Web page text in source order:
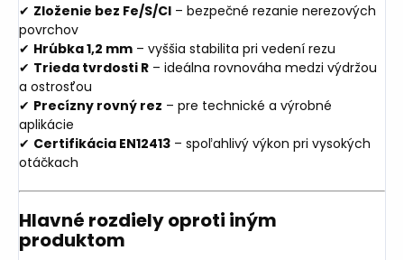
✔ Zloženie bez Fe/S/Cl – bezpečné rezanie nerezových
povrchov
✔ Hrúbka 1,2 mm – vyššia stabilita pri vedení rezu
✔ Trieda tvrdosti R – ideálna rovnováha medzi výdržou
a ostrosťou
✔ Precízny rovný rez – pre technické a výrobné
aplikácie
✔ Certifikácia EN12413 – spoľahlivý výkon pri vysokých
otáčkach
Hlavné rozdiely oproti iným
produktom